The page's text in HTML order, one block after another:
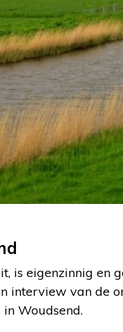
is eigenzinnig
interview van de
Woudsend.